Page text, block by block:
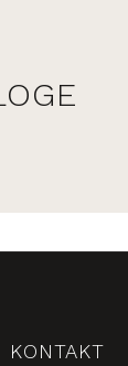
KONTAKT